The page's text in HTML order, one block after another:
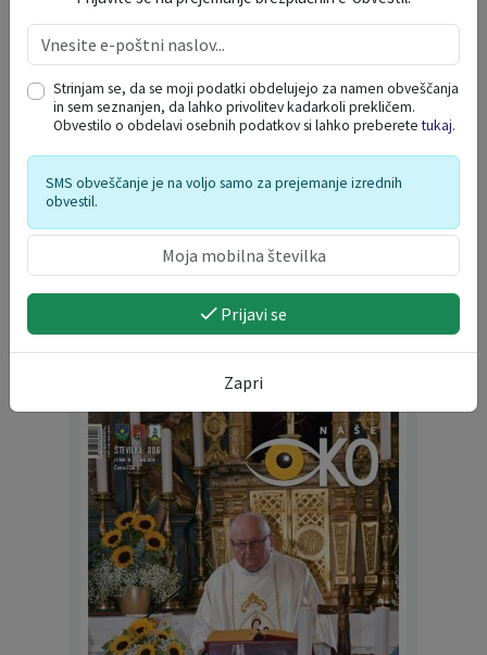
avgust 2026
sr če pe ne
27 28 29 30 31 1
2
17
24
25 26 27 28 29
30
2 3 4
NAŠE OKO
Strinjam se, da se moji podatki obdelujejo za namen obveščanja
in sem seznanjen, da lahko privolitev kadarkoli prekličem.
Obvestilo o obdelavi osebnih podatkov si lahko preberetetukaj.
SMS obveščanje je na voljo samo za prejemanje izrednih
obvestil.
Prijavi se
Zapri